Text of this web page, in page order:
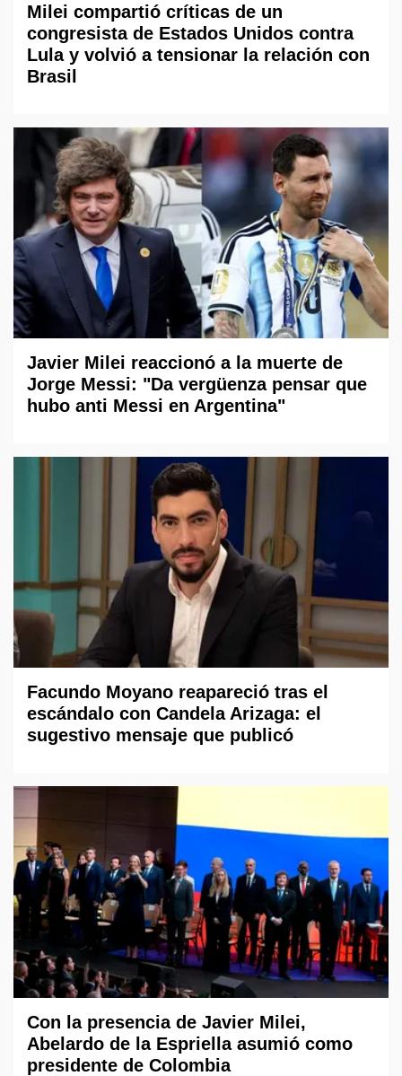
Milei compartió críticas de un
congresista de Estados Unidos contra
Lula y volvió a tensionar la relación con
Brasil
Javier Milei reaccionó a la muerte de
Jorge Messi: "Da vergüenza pensar que
hubo anti Messi en Argentina"
Facundo Moyano reapareció tras el
escándalo con Candela Arizaga: el
sugestivo mensaje que publicó
Con la presencia de Javier Milei,
Abelardo de la Espriella asumió como
presidente de Colombia